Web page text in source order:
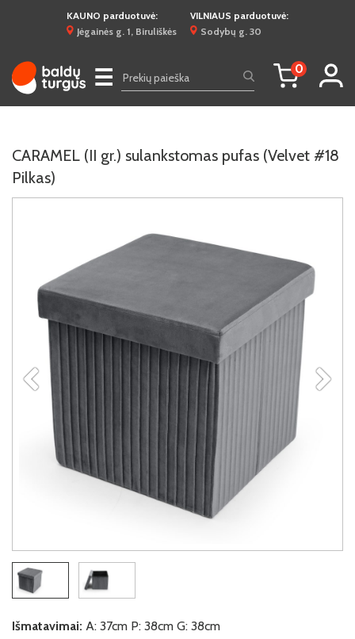
KAUNO parduotuvė:
Jėgainės g. 1, Biruliškės
VILNIAUS parduotuvė:
Sodybų g. 30
☰ 0
CARAMEL (II gr.) sulankstomas pufas (Velvet #18
Pilkas)
Išmatavimai: A: 37cm P: 38cm G: 38cm